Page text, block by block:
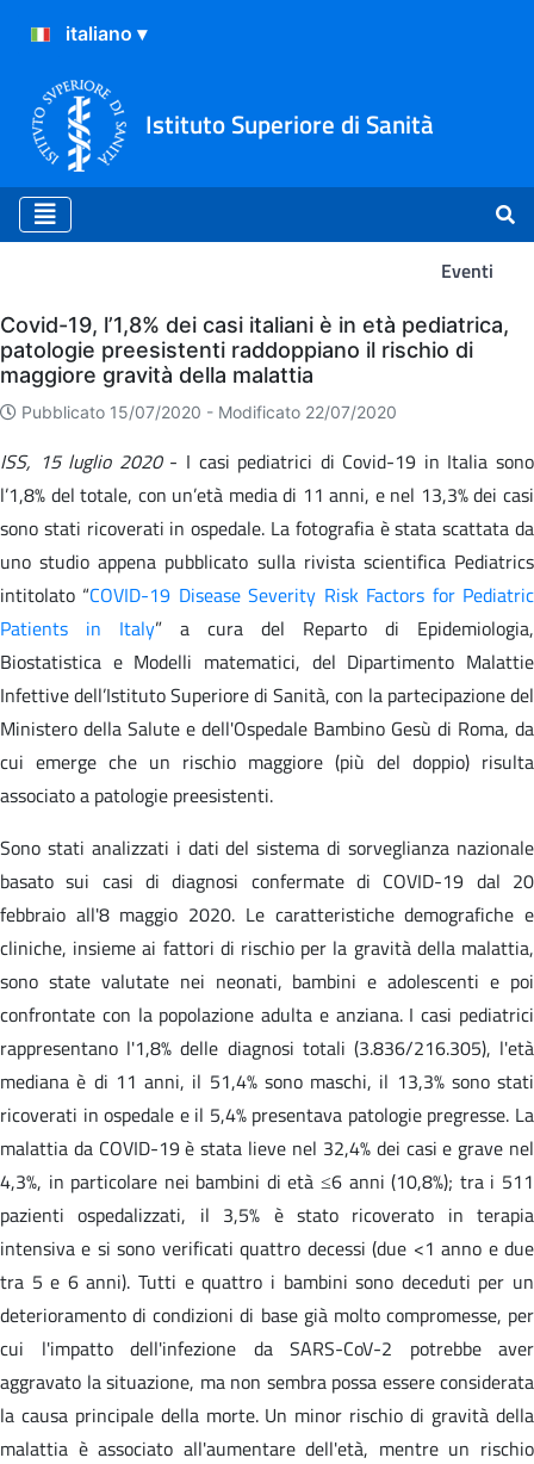
Istituto Superiore di Sanità
Eventi
Eventi
Covid-19, l’1,8% dei casi italiani è in età pediatrica,
patologie preesistenti raddoppiano il rischio di
maggiore gravità della malattia
Pubblicato 15/07/2020 - Modificato 22/07/2020
ISS, 15 luglio 2020- I casi pediatrici di Covid-19 in Italia sono
l’1,8% del totale, con un’età media di 11 anni, e nel 13,3% dei casi
sono stati ricoverati in ospedale. La fotografia è stata scattata da
uno studio appena pubblicato sulla rivista scientifica Pediatrics
intitolato “COVID-19 Disease Severity Risk Factors for Pediatric
Patients in Italy” a cura del Reparto di Epidemiologia,
Biostatistica e Modelli matematici, del Dipartimento Malattie
Infettive dell’Istituto Superiore di Sanità, con la partecipazione del
Ministero della Salute e dell'Ospedale Bambino Gesù di Roma, da
cui emerge che un rischio maggiore (più del doppio) risulta
associato a patologie preesistenti.
Sono stati analizzati i dati del sistema di sorveglianza nazionale
basato sui casi di diagnosi confermate di COVID-19 dal 20
febbraio all'8 maggio 2020. Le caratteristiche demografiche e
cliniche, insieme ai fattori di rischio per la gravità della malattia,
sono state valutate nei neonati, bambini e adolescenti e poi
confrontate con la popolazione adulta e anziana. I casi pediatrici
rappresentano l'1,8% delle diagnosi totali (3.836/216.305), l'età
mediana è di 11 anni, il 51,4% sono maschi, il 13,3% sono stati
ricoverati in ospedale e il 5,4% presentava patologie pregresse. La
malattia da COVID-19 è stata lieve nel 32,4% dei casi e grave nel
4,3%, in particolare nei bambini di età ≤6 anni (10,8%); tra i 511
pazienti ospedalizzati, il 3,5% è stato ricoverato in terapia
intensiva e si sono verificati quattro decessi (due <1 anno e due
tra 5 e 6 anni). Tutti e quattro i bambini sono deceduti per un
deterioramento di condizioni di base già molto compromesse, per
cui l'impatto dell'infezione da SARS-CoV-2 potrebbe aver
aggravato la situazione, ma non sembra possa essere considerata
la causa principale della morte. Un minor rischio di gravità della
malattia è associato all'aumentare dell'età, mentre un rischio